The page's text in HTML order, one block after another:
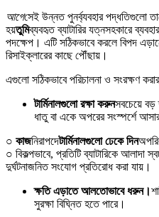
আগেসেই উন্নত পুনর্ব্যবহার পদ্ধতিগুলো
হয়তুমিব্যবহৃত ব্যাটারির যত্নসহকারে
পদক্ষেপ। এটি সঠিকভাবে করলে বিপদ
রিসাইক্লারের কাছে পৌঁছায়।
এগুলো সঠিকভাবে পরিচালনা ও সংরক্ষণ
টার্মিনালগুলো রক্ষা করুনসবচেয়ে বড়
ধাতু বা একে অপরের সংস্পর্শে
○ কাজনিরাপদেটার্মিনালগুলো ঢেকে দিন
○ বিকল্পভাবে, প্রতিটি ব্যাটারিকে আলাদা
দুর্ঘটনাজনিত সংযোগ প্রতিরোধ করা যায়।
ক্ষতি এড়াতে আলতোভাবে ধরুন।
সুরক্ষা বিঘ্নিত হতে পারে।